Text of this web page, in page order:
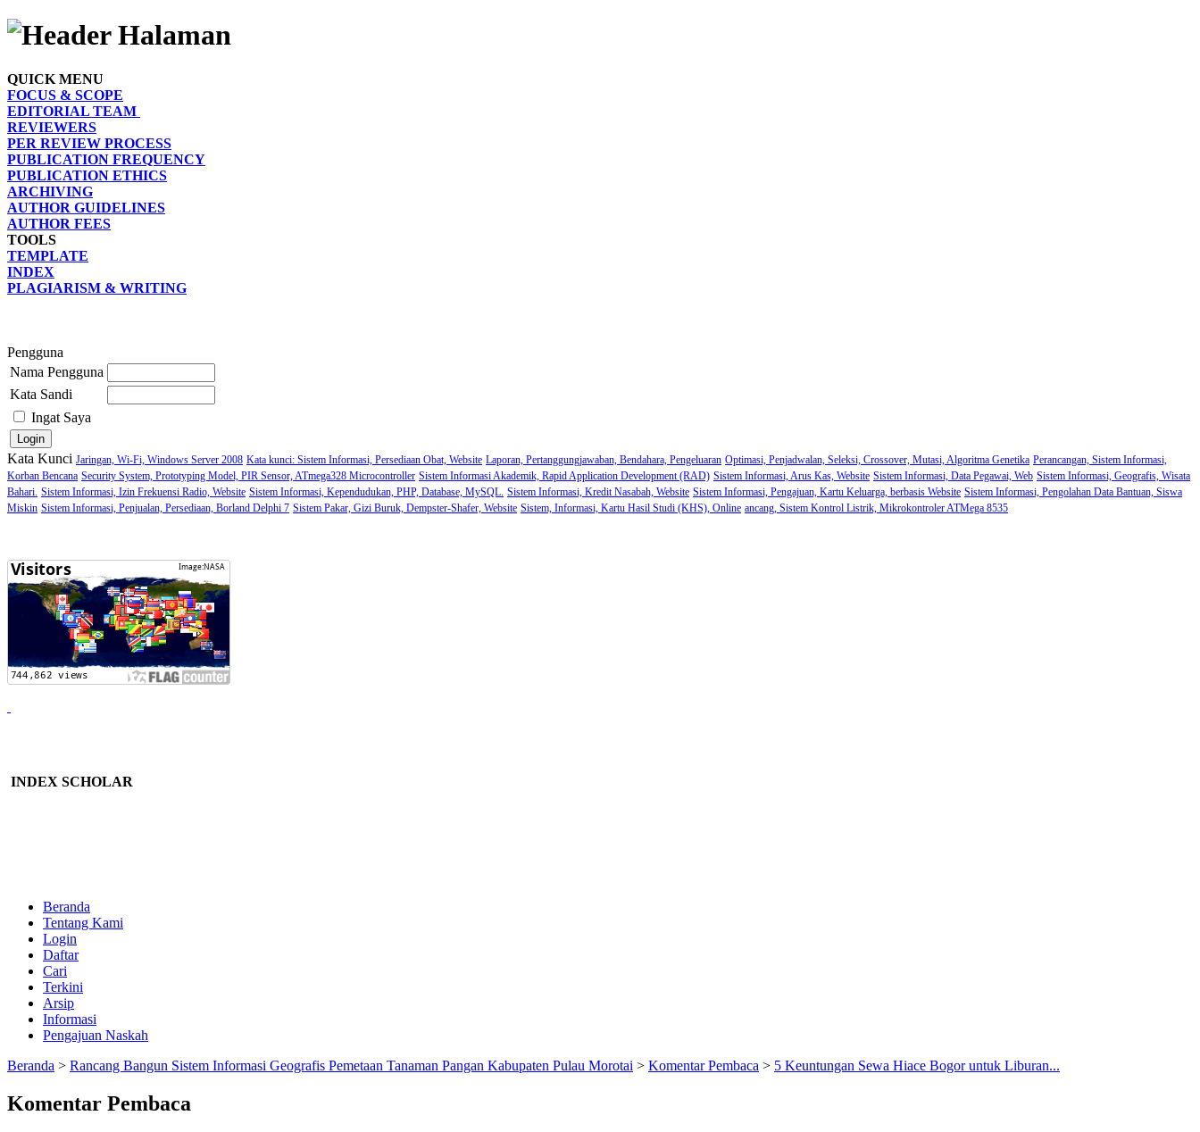
QUICK MENU
FOCUS & SCOPE
EDITORIAL TEAM
REVIEWERS
PER REVIEW PROCESS
PUBLICATION FREQUENCY
PUBLICATION ETHICS
ARCHIVING
AUTHOR GUIDELINES
AUTHOR FEES
TOOLS
TEMPLATE
INDEX
PLAGIARISM & WRITING
Pengguna
Nama Pengguna
Kata Sandi
Ingat Saya
Kata Kunci Jaringan, Wi-Fi, Windows Server 2008 Kata kunci: Sistem Informasi, Persediaan Obat, Website Laporan, Pertanggungjawaban, Bendahara, Pengeluaran Optimasi, Penjadwalan, Seleksi, Crossover, Mutasi, Algoritma Genetika Perancangan, Sistem Informasi,
Korban Bencana Security System, Prototyping Model, PIR Sensor, ATmega328 Microcontroller Sistem Informasi Akademik, Rapid Application Development (RAD) Sistem Informasi, Arus Kas, Website Sistem Informasi, Data Pegawai, Web Sistem Informasi, Geografis, Wisata
Bahari. Sistem Informasi, Izin Frekuensi Radio, Website Sistem Informasi, Kependudukan, PHP, Database, MySQL. Sistem Informasi, Kredit Nasabah, Website Sistem Informasi, Pengajuan, Kartu Keluarga, berbasis Website Sistem Informasi, Pengolahan Data Bantuan, Siswa
Miskin Sistem Informasi, Penjualan, Persediaan, Borland Delphi 7 Sistem Pakar, Gizi Buruk, Dempster-Shafer, Website Sistem, Informasi, Kartu Hasil Studi (KHS), Online ancang, Sistem Kontrol Listrik, Mikrokontroler ATMega 8535
INDEX SCHOLAR
Beranda
Tentang Kami
Login
Daftar
Cari
Terkini
Arsip
Informasi
Pengajuan Naskah
Beranda > Rancang Bangun Sistem Informasi Geografis Pemetaan Tanaman Pangan Kabupaten Pulau Morotai > Komentar Pembaca > 5 Keuntungan Sewa Hiace Bogor untuk Liburan...
Komentar Pembaca